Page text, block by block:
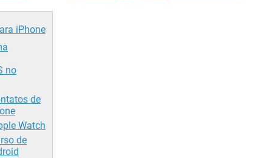
iPhone
no
de
Watch
de